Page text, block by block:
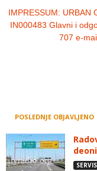
IMPRESSUM: URBAN
IN000483 Glavni i
707 e-
POSLEDNJE OBJAVLJENO